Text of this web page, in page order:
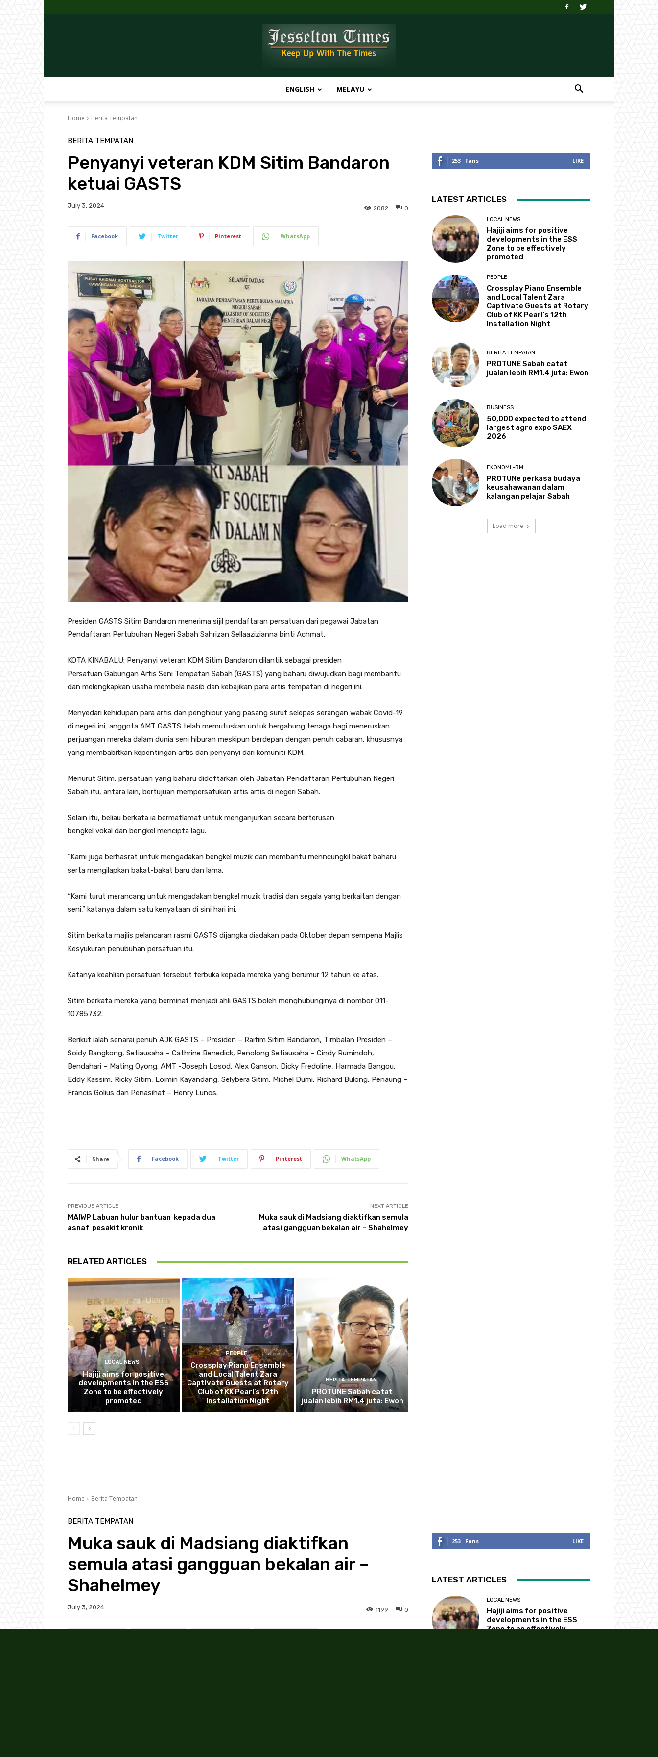
Times
ENGLISH MELAYU
Home Berita Tempatan
BERITA TEMPATAN
Penyanyi veteran KDM Sitim Bandaron
ketuai GASTS
July 3, 2024 0
2082
Facebook Twitter Pinterest WhatsApp
Presiden GASTS Sitim Bandaron menerima sijil pendaftaran persatuan dari pegawai Jabatan
Pendaftaran Pertubuhan Negeri Sabah Sahrizan Sellaazizianna binti Achmat.
KOTA KINABALU: Penyanyi veteran KDM Sitim Bandaron dilantik sebagai presiden
Persatuan Gabungan Artis Seni Tempatan Sabah (GASTS) yang baharu diwujudkan bagi membantu
dan melengkapkan usaha membela nasib dan kebajikan para artis tempatan di negeri ini.
Menyedari kehidupan para artis dan penghibur yang pasang surut selepas serangan wabak Covid-19
di negeri ini, anggota AMT GASTS telah memutuskan untuk bergabung tenaga bagi meneruskan
perjuangan mereka dalam dunia seni hiburan meskipun berdepan dengan penuh cabaran, khususnya
yang membabitkan kepentingan artis dan penyanyi dari komuniti KDM.
Menurut Sitim, persatuan yang baharu didoftarkan oleh Jabatan Pendaftaran Pertubuhan Negeri
Sabah itu, antara lain, bertujuan mempersatukan artis artis di negeri Sabah.
Selain itu, beliau berkata ia bermatlamat untuk menganjurkan secara berterusan
bengkel vokal dan bengkel mencipta lagu.
“Kami juga berhasrat untuk mengadakan bengkel muzik dan membantu menncungkil bakat baharu
serta mengilapkan bakat-bakat baru dan lama.
“Kami turut merancang untuk mengadakan bengkel muzik tradisi dan segala yang berkaitan dengan
seni,” katanya dalam satu kenyataan di sini hari ini.
Sitim berkata majlis pelancaran rasmi GASTS dijangka diadakan pada Oktober depan sempena Majlis
Kesyukuran penubuhan persatuan itu.
Katanya keahlian persatuan tersebut terbuka kepada mereka yang berumur 12 tahun ke atas.
Sitim berkata mereka yang berminat menjadi ahli GASTS boleh menghubunginya di nombor 011-
10785732.
Berikut ialah senarai penuh AJK GASTS – Presiden – Raitim Sitim Bandaron, Timbalan Presiden –
Soidy Bangkong, Setiausaha – Cathrine Benedick, Penolong Setiausaha – Cindy Rumindoh,
Bendahari – Mating Oyong. AMT -Joseph Losod, Alex Ganson, Dicky Fredoline, Harmada Bangou,
Eddy Kassim, Ricky Sitim, Loimin Kayandang, Selybera Sitim, Michel Dumi, Richard Bulong, Penaung –
Francis Golius dan Penasihat – Henry Lunos.
Share Facebook Twitter Pinterest WhatsApp
PREVIOUS ARTICLE
MAIWP Labuan hulur bantuan kepada dua
asnaf pesakit kronik
NEXT ARTICLE
Muka sauk di Madsiang diaktifkan semula
atasi gangguan bekalan air – Shahelmey
RELATED ARTICLES
LOCAL NEWS
Hajiji aims for positive
developments in the ESS
Zone to be effectively
promoted
PEOPLE
Crossplay Piano Ensemble
and Local Talent Zara
Captivate Guests at Rotary
Club of KK Pearl’s 12th
Installation Night
BERITA TEMPATAN
PROTUNE Sabah catat
jualan lebih RM1.4 juta: Ewon
253 Fans LIKE
LATEST ARTICLES
LOCAL NEWS
Hajiji aims for positive
developments in the ESS
Zone to be effectively
promoted
PEOPLE
Crossplay Piano Ensemble
and Local Talent Zara
Captivate Guests at Rotary
Club of KK Pearl’s 12th
Installation Night
BERITA TEMPATAN
PROTUNE Sabah catat
jualan lebih RM1.4 juta: Ewon
BUSINESS
50,000 expected to attend
largest agro expo SAEX
2026
EKONOMI -BM
PROTUNe perkasa budaya
keusahawanan dalam
kalangan pelajar Sabah
Load more